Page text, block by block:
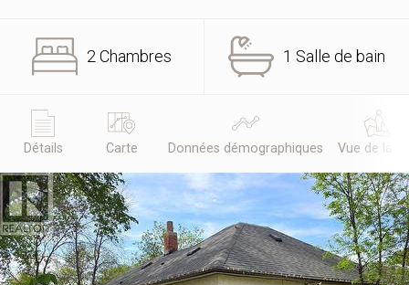
2 Chambres 1 Salle de bain
Détails Carte Données démographiques Vue de la